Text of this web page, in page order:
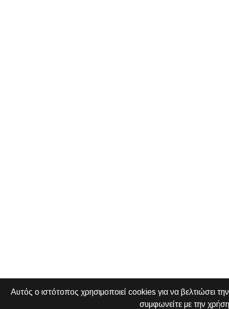
Αυτός ο ιστότοπος χρησιμοποιεί cookies για να βελτιώσει
συμφωνείτε με την